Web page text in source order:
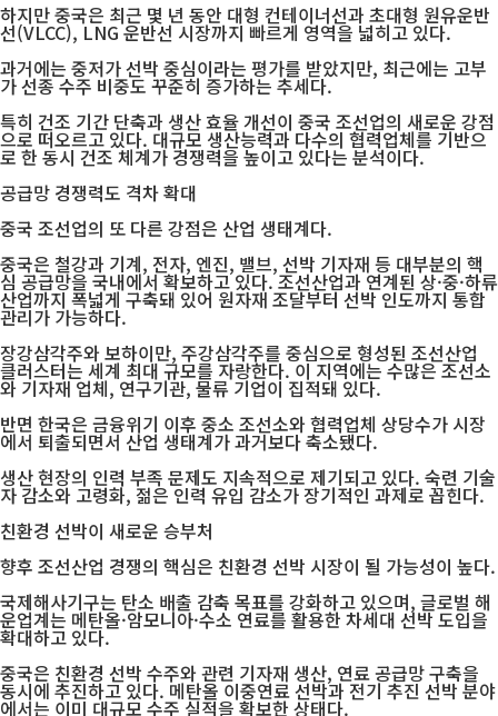
하지만 중국은 최근 몇 년 동안 대형 컨테이너선과 초대형 원유운반
선(VLCC), LNG 운반선 시장까지 빠르게 영역을 넓히고 있다.
과거에는 중저가 선박 중심이라는 평가를 받았지만, 최근에는 고부
가 선종 수주 비중도 꾸준히 증가하는 추세다.
특히 건조 기간 단축과 생산 효율 개선이 중국 조선업의 새로운 강점
으로 떠오르고 있다. 대규모 생산능력과 다수의 협력업체를 기반으
로 한 동시 건조 체계가 경쟁력을 높이고 있다는 분석이다.
공급망 경쟁력도 격차 확대
중국 조선업의 또 다른 강점은 산업 생태계다.
중국은 철강과 기계, 전자, 엔진, 밸브, 선박 기자재 등 대부분의 핵
심 공급망을 국내에서 확보하고 있다. 조선산업과 연계된 상·중·하류
산업까지 폭넓게 구축돼 있어 원자재 조달부터 선박 인도까지 통합
관리가 가능하다.
장강삼각주와 보하이만, 주강삼각주를 중심으로 형성된 조선산업
클러스터는 세계 최대 규모를 자랑한다. 이 지역에는 수많은 조선소
와 기자재 업체, 연구기관, 물류 기업이 집적돼 있다.
반면 한국은 금융위기 이후 중소 조선소와 협력업체 상당수가 시장
에서 퇴출되면서 산업 생태계가 과거보다 축소됐다.
생산 현장의 인력 부족 문제도 지속적으로 제기되고 있다. 숙련 기술
자 감소와 고령화, 젊은 인력 유입 감소가 장기적인 과제로 꼽힌다.
친환경 선박이 새로운 승부처
향후 조선산업 경쟁의 핵심은 친환경 선박 시장이 될 가능성이 높다.
국제해사기구는 탄소 배출 감축 목표를 강화하고 있으며, 글로벌 해
운업계는 메탄올·암모니아·수소 연료를 활용한 차세대 선박 도입을
확대하고 있다.
중국은 친환경 선박 수주와 관련 기자재 생산, 연료 공급망 구축을
동시에 추진하고 있다. 메탄올 이중연료 선박과 전기 추진 선박 분야
에서는 이미 대규모 수주 실적을 확보한 상태다.